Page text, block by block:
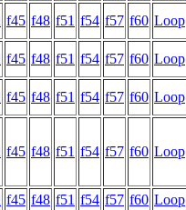
f45 f48 f51 f54 f57 f60 Loop
f45 f48 f51 f54 f57 f60 Loop
f45 f48 f51 f54 f57 f60 Loop
f45 f48 f51 f54 f57 f60 Loop
f45 f48 f51 f54 f57 f60 Loop